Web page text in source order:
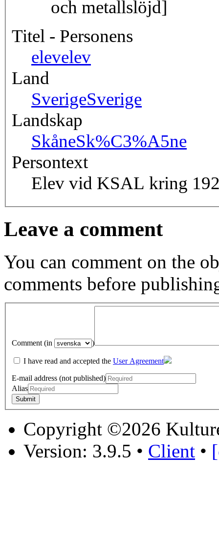
och metallslöjd]
Titel - Personens
elevelev
Land
SverigeSverige
Landskap
SkåneSk%C3%A5ne
Persontext
Elev vid KSAL kring
Leave a comment
You can comment on the
comments before
Comment (in )
I have read and accepted the User Agreement
E-mail address (not published)
Alias
Copyright ©2026
Version: 3.9.5 • Client •